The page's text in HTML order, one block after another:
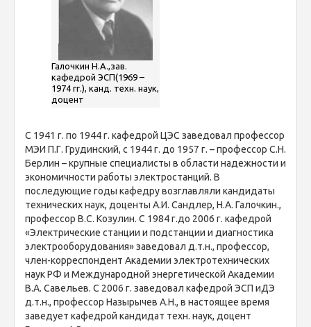
Галочкин Н.А.,зав.
кафедрой ЭСП(1969 –
1974 гг.), канд. техн. наук,
доцент
С 1941 г. по 1944 г. кафедрой ЦЭС заведовал профессор
МЭИ П.Г. Грудинский, с 1944 г. до 1957 г. – профессор С.Н.
Берлин – крупные специалисты в области надежности и
экономичности работы электростанций. В
последующие годы кафедру возглавляли кандидаты
технических наук, доценты А.И. Сандлер, Н.А. Галочкин.,
профессор В.С. Козулин. С 1984 г.до 2006 г. кафедрой
«Электрические станции и подстанции и диагностика
электрооборудования» заведовал д.т.н., профессор,
член-корреспондент Академии электротехнических
наук РФ и Международной энергетической Академии
В.А. Савельев. С 2006 г. заведовал кафедрой ЭСП иДЭ
д.т.н., профессор Назырычев А.Н., в настоящее время
заведует кафедрой кандидат техн. наук, доцент